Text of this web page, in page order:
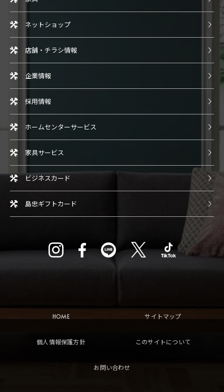
ネットショップ
店舗・チラシ情報
企業情報
採用情報
ホームセンターサービス
家具サービス
ビジネスカード
島忠ギフトカード
HOME サイトマップ
個人情報保護方針 このサイトについて
お問い合わせ